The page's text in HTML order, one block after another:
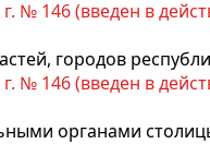
146 (введен в
городов
146 (введен в
органами